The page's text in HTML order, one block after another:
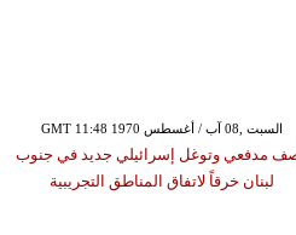
GMT 11:48 1970 السبت ,08 آب / أغسطس
مدفعي وتوغل إسرائيلي جديد في جنوب
لبنان خرقاً لاتفاق المناطق التجريبية